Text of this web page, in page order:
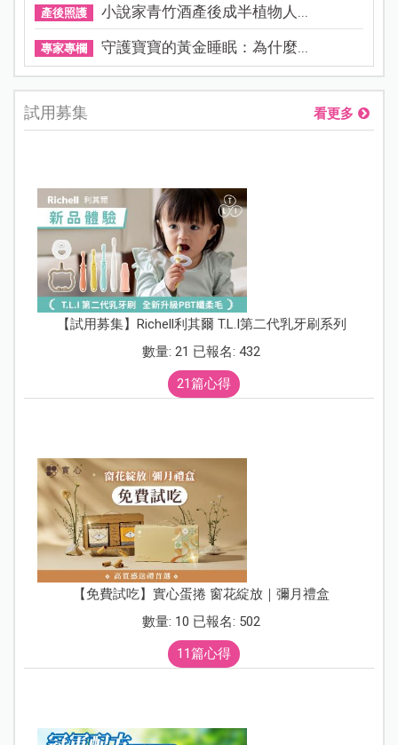
產後照護 小說家青竹酒產後成半植物人...
專家專欄 守護寶寶的黃金睡眠：為什麼...
試用募集 看更多
【試用募集】Richell利其爾 T.L.I第二代乳牙刷系列
數量: 21 已報名: 432
21篇心得
【免費試吃】實心蛋捲 窗花綻放｜彌月禮盒
數量: 10 已報名: 502
11篇心得